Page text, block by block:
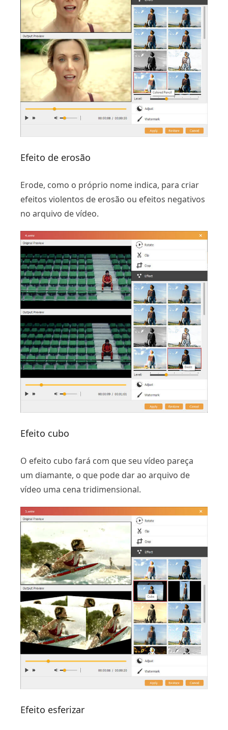
Efeito de erosão
Erode, como o próprio nome indica, para criar
efeitos violentos de erosão ou efeitos negativos
no arquivo de vídeo.
Efeito cubo
O efeito cubo fará com que seu vídeo pareça
um diamante, o que pode dar ao arquivo de
vídeo uma cena tridimensional.
Efeito esferizar